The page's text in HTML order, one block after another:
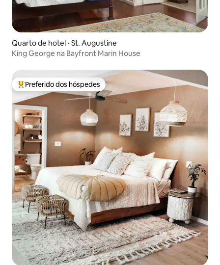
Quarto de hotel ⋅ St. Augustine
King George na Bayfront Marin House
Entre os melhores preferidos dos hóspedes
Preferido dos hóspedes